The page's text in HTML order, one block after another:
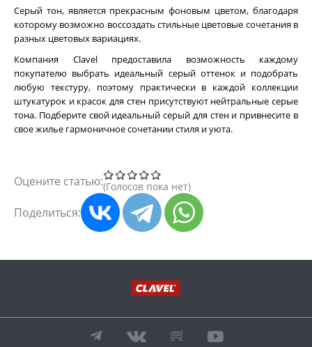
Серый тон, является прекрасным фоновым цветом, благодаря
которому возможно воссоздать стильные цветовые сочетания в
разных цветовых вариациях.
Компания Clavel предоставила возможность каждому
покупателю выбрать идеальный серый оттенок и подобрать
любую текстуру, поэтому практически в каждой коллекции
штукатурок и красок для стен присутствуют нейтральные серые
тона. Подберите свой идеальный серый для стен и привнесите в
свое жилье гармоничное сочетании стиля и уюта.
Оцените статью: Голосов пока нет
Поделиться: